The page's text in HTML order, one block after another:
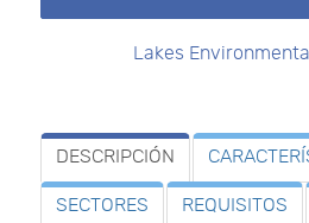
Lakes
DESCRIPCIÓN
SECTORES REQUISITOS